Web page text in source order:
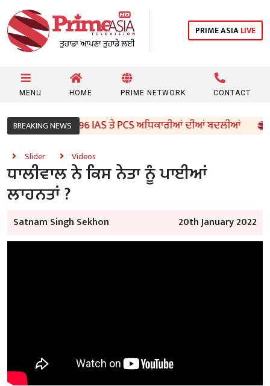
PRIME ASIALIVE
MENU HOME PRIME NETWORK CONTACT
BREAKING NEWS
ਸਰਕਾਰ ਵੱਲੋਂ 96 IAS ਤੇ PCS ਅਧਿਕਾਰੀਆਂ ਦੀਆਂ ਬਦਲੀਆਂ
Slider Videos
ਧਾਲੀਵਾਲ ਨੇ ਕਿਸ ਨੇਤਾ ਨੂੰ ਪਾਈਆਂ
ਲਾਹਨਤਾਂ ?
Satnam Singh Sekhon 20th January 2022